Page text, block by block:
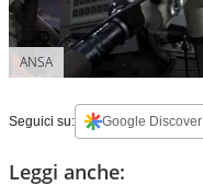
ANSA
Seguici su: Google Discover
Leggi anche: